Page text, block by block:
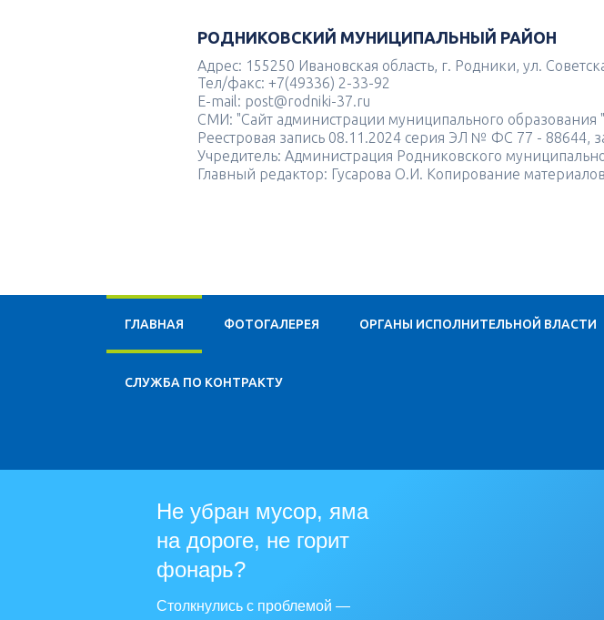
РОДНИКОВСКИЙ МУНИЦИПАЛЬНЫЙ РАЙОН
Адрес: 155250 Ивановская область, г. Родники, ул.
Тел/факс: +7(49336) 2-33-92
E-mail: post@rodniki-37.ru
СМИ: "Сайт администрации муниципального
Реестровая запись 08.11.2024 серия ЭЛ № ФС 77 - 88644,
Учредитель: Администрация Родниковского
Главный редактор: Гусарова О.И. Копирование
ГЛАВНАЯ ФОТОГАЛЕРЕЯ ОРГАНЫ ИСПОЛНИТЕЛЬНОЙ ВЛАСТИ
CЛУЖБА ПО КОНТРАКТУ
Не убран мусор, яма
на дороге, не горит
фонарь?
Столкнулись с проблемой —